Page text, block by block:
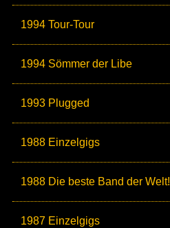
1994 Tour-Tour
1994 Sömmer der Libe
1993 Plugged
1988 Einzelgigs
1988 Die beste Band der Welt!
1987 Einzelgigs